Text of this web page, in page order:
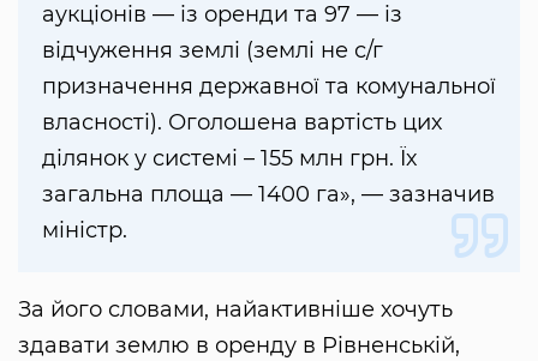
аукціонів — із оренди та 97 — із
відчуження землі (землі не с/г
призначення державної та комунальної
власності). Оголошена вартість цих
ділянок у системі – 155 млн грн. Їх
загальна площа — 1400 га», — зазначив
міністр.
За його словами, найактивніше хочуть
здавати землю в оренду в Рівненській,